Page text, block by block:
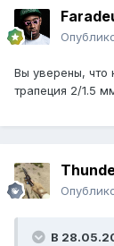
Вы уверены, что
трапеция 2/1.5
В